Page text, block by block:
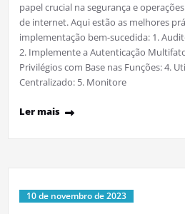
papel crucial na segurança e
de internet. Aqui estão as melhores
implementação bem-sucedida: 1.
2. Implemente a Autenticação
Privilégios com Base nas Funções: 4.
Centralizado: 5. Monitore
Ler mais
10 de novembro de 2023